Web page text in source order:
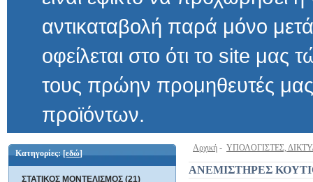
προϊόντων.
Κατηγορίες:[εδώ]
ΣΤΑΤΙΚΟΣ ΜΟΝΤΕΛΙΣΜΟΣ (21)
Αρχική - ΥΠΟΛΟΓΙΣΤΕΣ,
ΑΝΕΜΙΣΤΗΡΕΣ